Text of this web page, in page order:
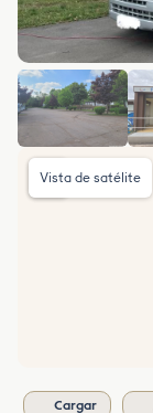
Vista de satélite
Cargar